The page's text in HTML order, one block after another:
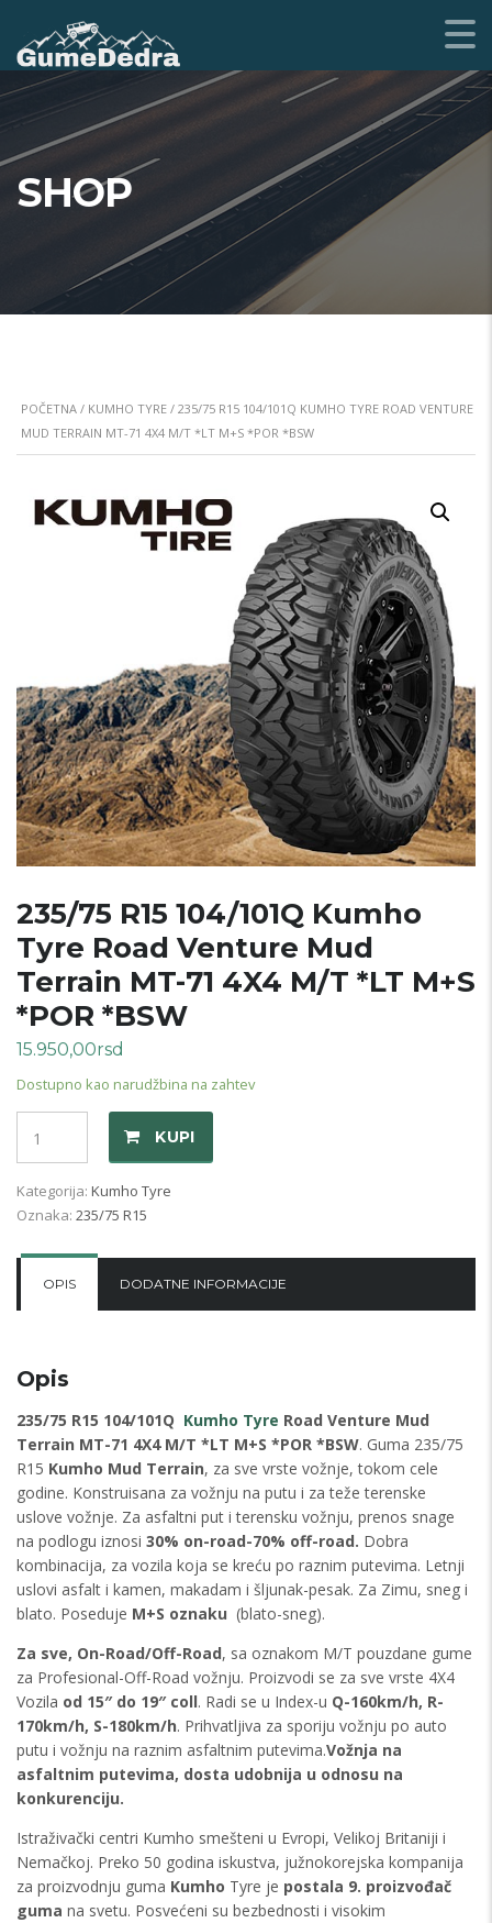
SHOP
POČETNA / KUMHO TYRE / 235/75 R15 104/101Q KUMHO TYRE ROAD VENTURE
MUD TERRAIN MT-71 4X4 M/T *LT M+S *POR *BSW
235/75 R15 104/101Q Kumho
Tyre Road Venture Mud
Terrain MT-71 4X4 M/T *LT M+S
*POR *BSW
15.950,00rsd
Dostupno kao narudžbina na zahtev
KUPI
Kategorija: Kumho Tyre
Oznaka: 235/75 R15
OPIS DODATNE INFORMACIJE
Opis
235/75 R15 104/101Q Kumho Tyre Road Venture Mud
Terrain MT-71 4X4 M/T *LT M+S *POR *BSW. Guma 235/75
R15 Kumho Mud Terrain, za sve vrste vožnje, tokom cele
godine. Konstruisana za vožnju na putu i za teže terenske
uslove vožnje. Za asfaltni put i terensku vožnju, prenos snage
na podlogu iznosi 30% on-road-70% off-road. Dobra
kombinacija, za vozila koja se kreću po raznim putevima. Letnji
uslovi asfalt i kamen, makadam i šljunak-pesak. Za Zimu, sneg i
blato. Poseduje M+S oznaku (blato-sneg).
Za sve, On-Road/Off-Road, sa oznakom M/T pouzdane gume
za Profesional-Off-Road vožnju. Proizvodi se za sve vrste 4X4
Vozila od 15″ do 19″ coll. Radi se u Index-u Q-160km/h, R-
170km/h, S-180km/h. Prihvatljiva za sporiju vožnju po auto
putu i vožnju na raznim asfaltnim putevima.Vožnja na
asfaltnim putevima, dosta udobnija u odnosu na
konkurenciju.
Istraživački centri Kumho smešteni u Evropi, Velikoj Britaniji i
Nemačkoj. Preko 50 godina iskustva, južnokorejska kompanija
za proizvodnju guma Kumho Tyre je postala 9. proizvođač
guma na svetu. Posvećeni su bezbednosti i visokim